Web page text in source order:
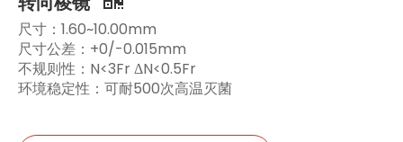
尺寸：1.60~10.00mm
尺寸公差：+0/-0.015mm
不规则性：N<3Fr ΔN<0.5Fr
环境稳定性：可耐500次高温灭菌